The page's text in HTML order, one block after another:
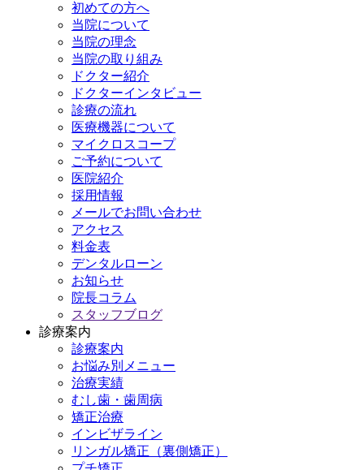
初めての方へ
当院について
当院の理念
当院の取り組み
ドクター紹介
ドクターインタビュー
診療の流れ
医療機器について
マイクロスコープ
ご予約について
医院紹介
採用情報
メールでお問い合わせ
アクセス
料金表
デンタルローン
お知らせ
院長コラム
スタッフブログ
診療案内
診療案内
お悩み別メニュー
治療実績
むし歯・歯周病
矯正治療
インビザライン
リンガル矯正（裏側矯正）